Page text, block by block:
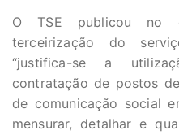
O TSE publicou no
terceirização do
“justifica-se a
contratação de postos
de comunicação social
mensurar, detalhar e